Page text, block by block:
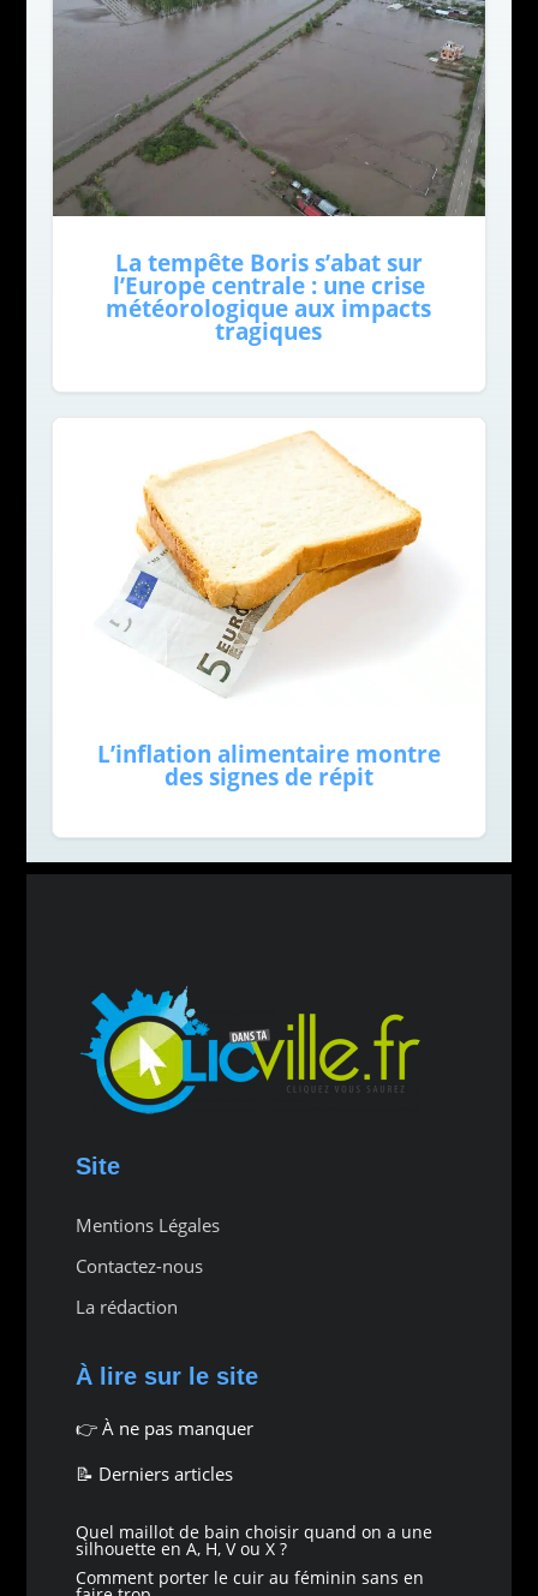
La tempête Boris s’abat sur
l’Europe centrale : une crise
météorologique aux impacts
tragiques
L’inflation alimentaire montre
des signes de répit
Site
Mentions Légales
Contactez-nous
La rédaction
À lire sur le site
👉 À ne pas manquer
📝 Derniers articles
Quel maillot de bain choisir quand on a une
silhouette en A, H, V ou X ?
Comment porter le cuir au féminin sans en